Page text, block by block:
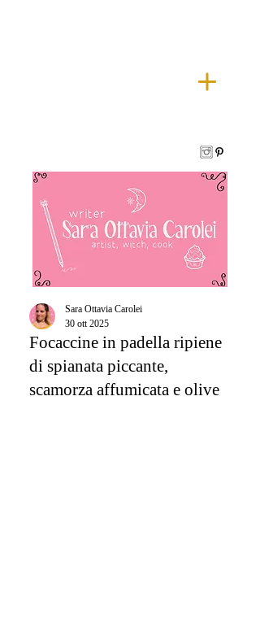
Focaccine in padella ripiene
di spianata piccante,
scamorza affumicata e olive
Sara Ottavia Carolei
30 ott 2025